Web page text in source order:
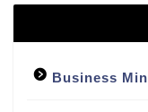
Business